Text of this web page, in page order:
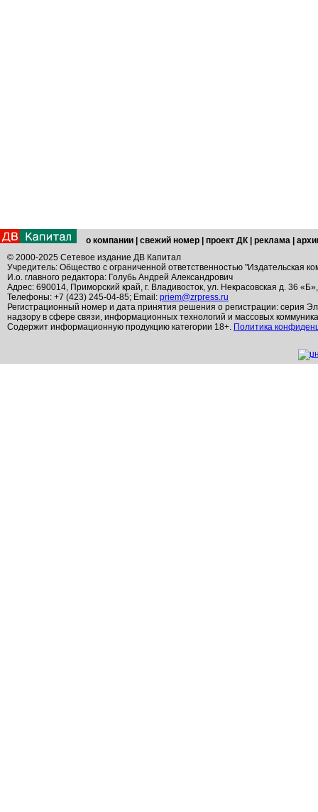
о компании свежий номер проект ДК реклама
© 2000-2025 Сетевое издание ДВ Капитал
Учредитель: Общество с ограниченной ответственностью "Издательская
И.о. главного редактора: Голубь Андрей Александрович
Адрес: 690014, Приморский край, г. Владивосток, ул. Некрасовская д. 36
Телефоны: +7 (423) 245-04-85; Email: priem@zrpress.ru
Регистрационный номер и дата принятия решения о регистрации: серия
надзору в сфере связи, информационных технологий и массовых
Содержит информационную продукцию категории 18+. Политика